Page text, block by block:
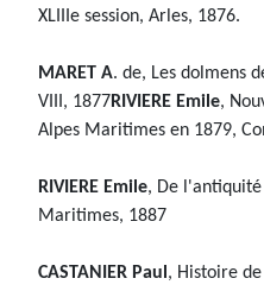
XLIIIe session, Arles, 1876.
MARET A. de, Les dolmens
VIII, 1877RIVIERE Emile,
Alpes Maritimes en 1879,
RIVIERE Emile, De
Maritimes, 1887
CASTANIER Paul, Histoire